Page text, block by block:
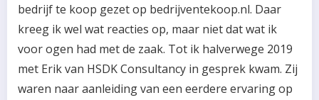
bedrijf te koop gezet op bedrijventekoop.nl. Daar
kreeg ik wel wat reacties op, maar niet dat wat ik
voor ogen had met de zaak. Tot ik halverwege 2019
met Erik van HSDK Consultancy in gesprek kwam. Zij
waren naar aanleiding van een eerdere ervaring op